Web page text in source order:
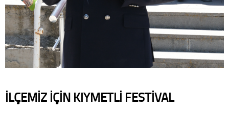
İLÇEMİZ İÇİN KIYMETLİ FESTİVAL